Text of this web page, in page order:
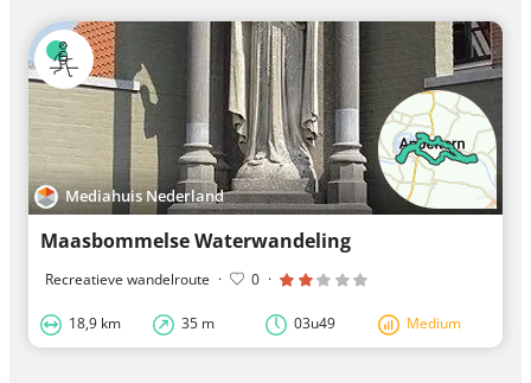
Mediahuis Nederland
Maasbommelse Waterwandeling
Recreatieve wandelroute · 0 ·
18,9 km 35 m 03u49 Medium